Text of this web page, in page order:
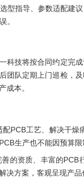
型指导、参数适配建
。
科技将按合同约定完
团队定期上门巡检，
成本。
配PCB工艺、解决干燥
生产也不能因预算
的资质、丰富的PCB
决方案，客观呈现产